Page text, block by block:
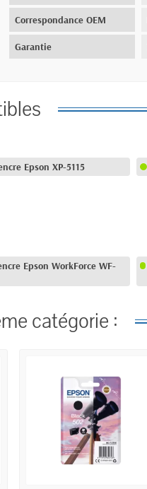
Correspondance OEM
Garantie
Epson XP-5115
Epson WorkForce WF-
catégorie :